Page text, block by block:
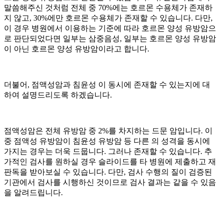
말씀해주신 것처럼 전체 중 70%에는 호르몬 수용체가 존재하
지 않고, 30%에만 호르몬 수용체가 존재할 수 있습니다. 다만,
이 경우 병원에서 이용하는 기준에 따라 호르몬 양성 유방암으
로 판단되었다면 일부는 삼중음성, 일부는 호르몬 양성 유방암
이 아닌 호르몬 양성 유방암이라고 합니다.
더불어, 점액성암과 침윤성 이 동시에 존재할 수 있는지에 대
하여 설명드리도록 하겠습니다.
점액성암은 전체 유방암 중 2%를 차지하는 드문 암입니다. 이
중 점액성 유방암이 침윤성 유방암 등 다른 의 성격을 동시에
가지는 경우는 더욱 드뭅니다. 그러나 존재할 수 있습니다. 추
가적인 검사를 원하실 경우 슬라이드를 타 병원에 제출하고 재
판독을 받아보실 수 있습니다. 다만, 검사 수행의 질이 검증된
기관에서 검사를 시행하신 것이므로 검사 결과는 같을 수 있음
을 알려드립니다.